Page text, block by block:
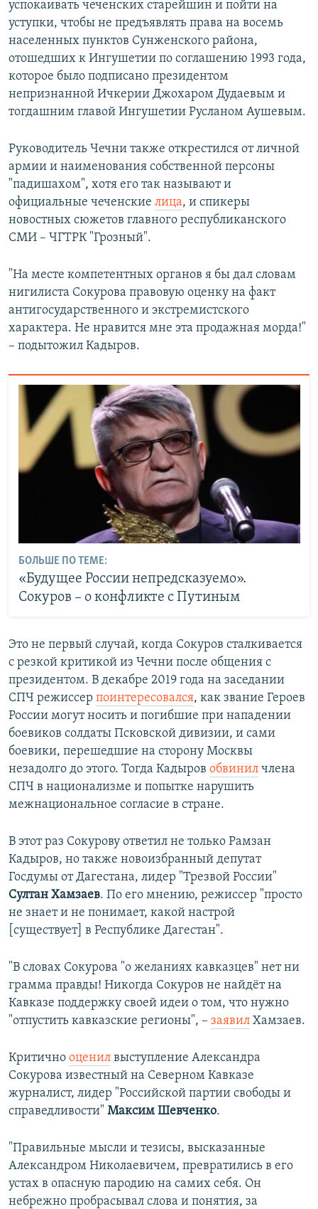
успокаивать чеченских старейшин и пойти на
уступки, чтобы не предъявлять права на восемь
населенных пунктов Сунженского района,
отошедших к Ингушетии по соглашению 1993 года,
которое было подписано президентом
непризнанной Ичкерии Джохаром Дудаевым и
тогдашним главой Ингушетии Русланом Аушевым.
Руководитель Чечни также открестился от личной
армии и наименования собственной персоны
"падишахом", хотя его так называют и
официальные чеченские лица, и спикеры
новостных сюжетов главного республиканского
СМИ – ЧГТРК "Грозный".
"На месте компетентных органов я бы дал словам
нигилиста Сокурова правовую оценку на факт
антигосударственного и экстремистского
характера. Не нравится мне эта продажная морда!"
– подытожил Кадыров.
БОЛЬШЕ ПО ТЕМЕ:
«Будущее России непредсказуемо».
Сокуров – о конфликте с Путиным
Это не первый случай, когда Сокуров сталкивается
с резкой критикой из Чечни после общения с
президентом. В декабре 2019 года на заседании
СПЧ режиссер поинтересовался, как звание Героев
России могут носить и погибшие при нападении
боевиков солдаты Псковской дивизии, и сами
боевики, перешедшие на сторону Москвы
незадолго до этого. Тогда Кадыров обвинил члена
СПЧ в национализме и попытке нарушить
межнациональное согласие в стране.
В этот раз Сокурову ответил не только Рамзан
Кадыров, но также новоизбранный депутат
Госдумы от Дагестана, лидер "Трезвой России"
Султан Хамзаев. По его мнению, режиссер "просто
не знает и не понимает, какой настрой
[существует] в Республике Дагестан".
"В словах Сокурова "о желаниях кавказцев" нет ни
грамма правды! Никогда Сокуров не найдёт на
Кавказе поддержку своей идеи о том, что нужно
"отпустить кавказские регионы", – заявил Хамзаев.
Критично оценил выступление Александра
Сокурова известный на Северном Кавказе
журналист, лидер "Российской партии свободы и
справедливости" Максим Шевченко.
"Правильные мысли и тезисы, высказанные
Александром Николаевичем, превратились в его
устах в опасную пародию на самих себя. Он
небрежно пробрасывал слова и понятия, за